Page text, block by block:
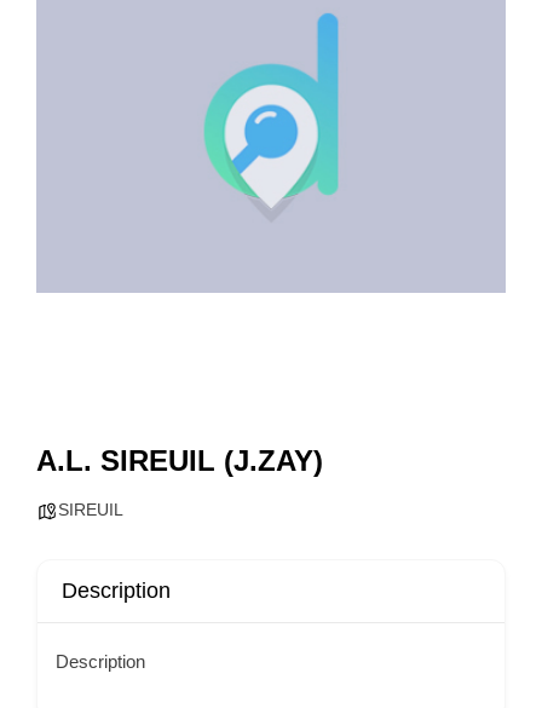
A.L. SIREUIL (J.ZAY)
SIREUIL
Description
Description